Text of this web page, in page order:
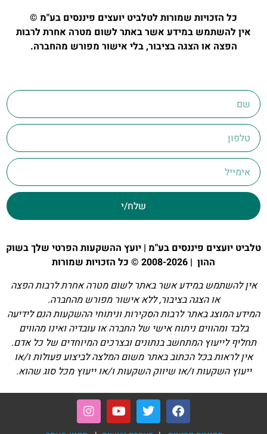
כל הזכויות שמורות לטלביט יועצים פיננסים בע"מ ©
אין להשתמש במידע אשר באתר לשום מטרה אחרת לרבות
הפצה או הצגה בציבור, בלי אישור מפורש מהחברה.
שלח/י
טלביט יועצים פיננסים בע"מ | יועץ ההשקעות הפרטי שלך בשוק
ההון | 2008-2026 © כל הזכויות שמורות
אין להשתמש במידע אשר באתר לשום מטרה אחרת לרבות הפצה
או הצגה בציבור, ללא אישור מפורש מהחברה.
המידע המוצג באתר לרבות הסקירות וניתוחי ההשקעות הנם לידיעה
בלבד ומהווים ניתוח אישי של החברה או עובדיה ואינו מהווים
תחליף לייעוץ המתחשב בנתונים ובצרכים המיוחדים של כל אדם.
אין לראות בכל הכתוב באתר משום המלצה לביצוע פעולות ו/או
ייעוץ השקעות ו/או שיווק השקעות ו/או ייעוץ מכל סוג שהוא.